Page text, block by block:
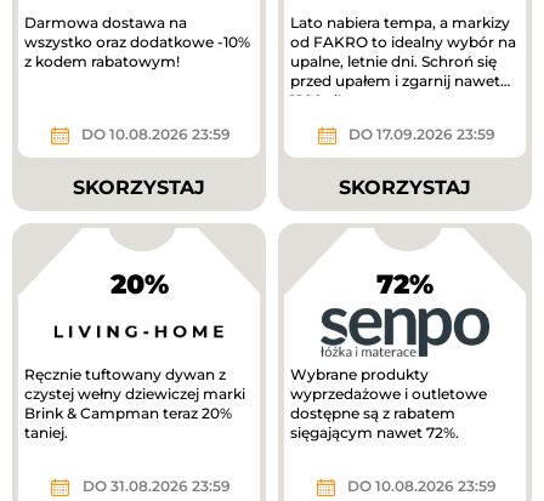
Darmowa dostawa na
wszystko oraz dodatkowe -10%
z kodem rabatowym!
DO 10.08.2026 23:59
SKORZYSTAJ
Lato nabiera tempa, a markizy
od FAKRO to idealny wybór na
upalne, letnie dni. Schroń się
przed upałem i zgarnij nawet
1200 zł!
DO 17.09.2026 23:59
SKORZYSTAJ
20%
Ręcznie tuftowany dywan z
czystej wełny dziewiczej marki
Brink & Campman teraz 20%
taniej.
DO 31.08.2026 23:59
72%
Wybrane produkty
wyprzedażowe i outletowe
dostępne są z rabatem
sięgającym nawet 72%.
DO 10.08.2026 23:59